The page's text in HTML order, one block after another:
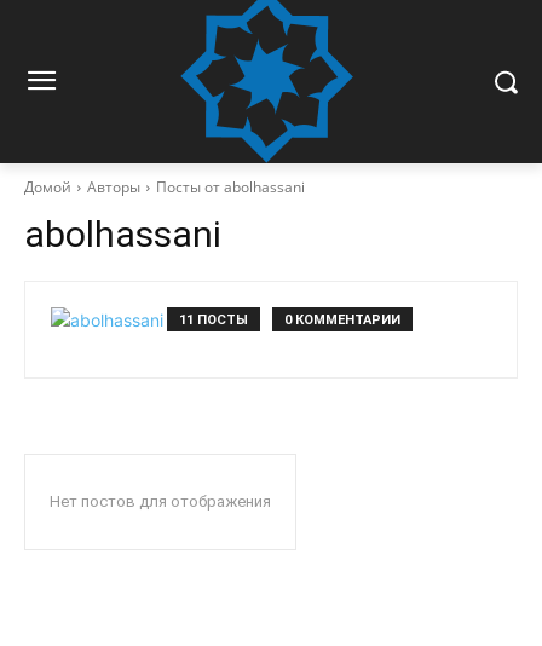
Домой Авторы Посты от abolhassani
abolhassani
11 ПОСТЫ 0 КОММЕНТАРИИ
Нет постов для отображения